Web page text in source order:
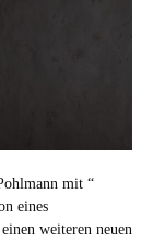
mit “
eines
weiteren neuen